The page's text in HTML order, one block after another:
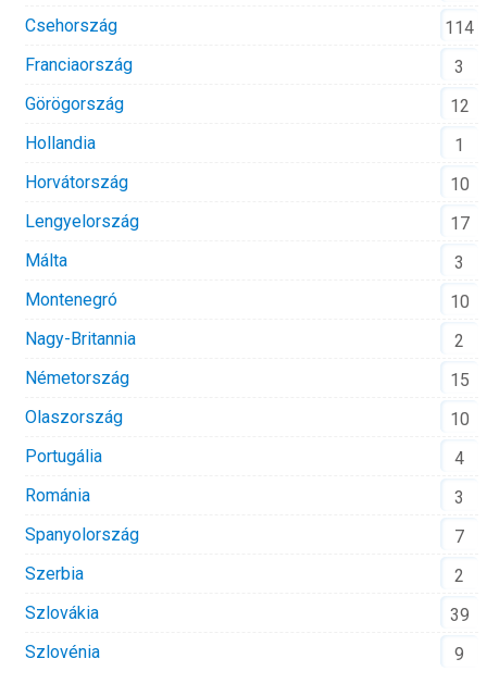
Csehország
114
Franciaország
3
Görögország
12
Hollandia
1
Horvátország
10
Lengyelország
17
Málta
3
Montenegró
10
Nagy-Britannia
2
Németország
15
Olaszország
10
Portugália
4
Románia
3
Spanyolország
7
Szerbia
2
Szlovákia
39
Szlovénia
9